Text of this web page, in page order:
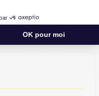
OK pour moi
pro max d’un état comme
content de mon achat et